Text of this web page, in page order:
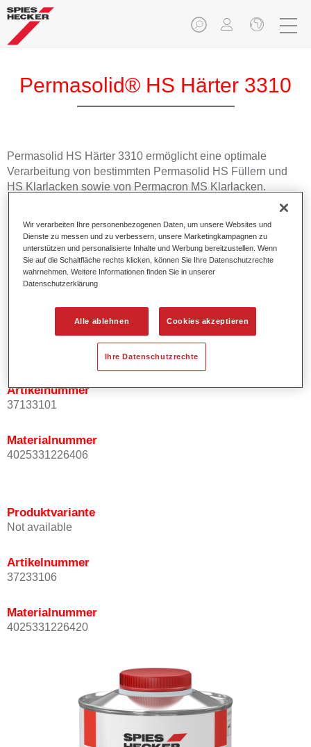
Permasolid® HS Härter 3310
Permasolid HS Härter 3310 ermöglicht eine optimale
Verarbeitung von bestimmten Permasolid HS Füllern und
HS Klarlacken sowie von Permacron MS Klarlacken.
Produktmerkmale
Besitzt einen hohen Festkörperanteil.
Ermöglicht eine wirtschaftliche und umweltschonende
Verarbeitung.
Eignet sich für alle Ganz- und Teillackierungen bei
Produktvariante
Artikelnummer
37133101
Materialnummer
4025331226406
Produktvariante
Not available
Artikelnummer
37233106
Materialnummer
4025331226420
Wir verarbeiten Ihre personenbezogenen Daten, um unsere Websites und
Dienste zu messen und zu verbessern, unsere Marketingkampagnen zu
unterstützen und personalisierte Inhalte und Werbung bereitzustellen. Wenn
Sie auf die Schaltfläche rechts klicken, können Sie Ihre Datenschutzrechte
wahrnehmen. Weitere Informationen finden Sie in unserer
Datenschutzerklärung
Alle ablehnen Cookies akzeptieren
Ihre Datenschutzrechte